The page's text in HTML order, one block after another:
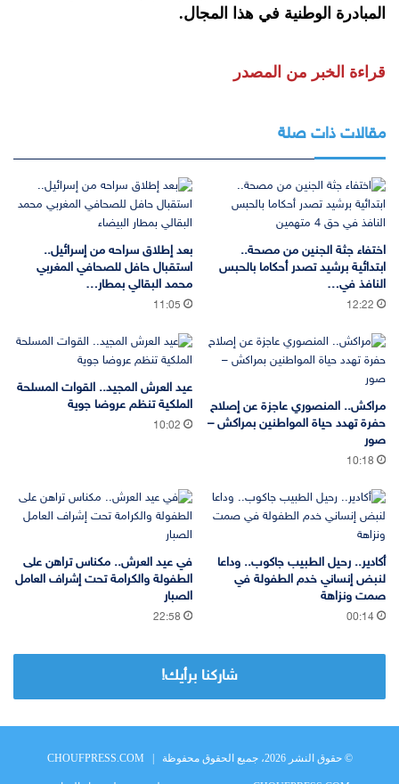
المبادرة الوطنية في هذا المجال.
قراءة الخبر من المصدر
مقالات ذات صلة
اختفاء جثة الجنين من مصحة..
ابتدائية برشيد تصدر أحكاما بالحبس
النافذ في…
12:22
بعد إطلاق سراحه من إسرائيل..
استقبال حافل للصحافي المغربي
محمد البقالي بمطار…
11:05
مراكش.. المنصوري عاجزة عن إصلاح
حفرة تهدد حياة المواطنين بمراكش –
صور
10:18
عيد العرش المجيد.. القوات المسلحة
الملكية تنظم عروضا جوية
10:02
أكادير.. رحيل الطبيب جاكوب.. وداعا
لنبض إنساني خدم الطفولة في
صمت ونزاهة
00:14
في عيد العرش.. مكناس تراهن على
الطفولة والكرامة تحت إشراف العامل
الصبار
22:58
شاركنا برأيك!
© حقوق النشر 2026، جميع الحقوق محفوظة | CHOUFPRESS.COM